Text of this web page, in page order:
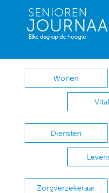
Wonen
Diensten
Zorgverzekeraar